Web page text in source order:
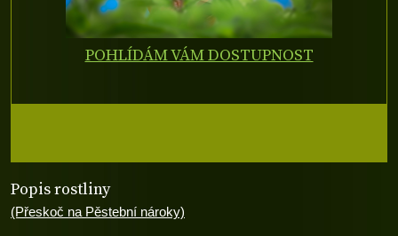
Popis rostliny
(Přeskoč na Pěstební nároky)
POHLÍDÁM VÁM DOSTUPNOST